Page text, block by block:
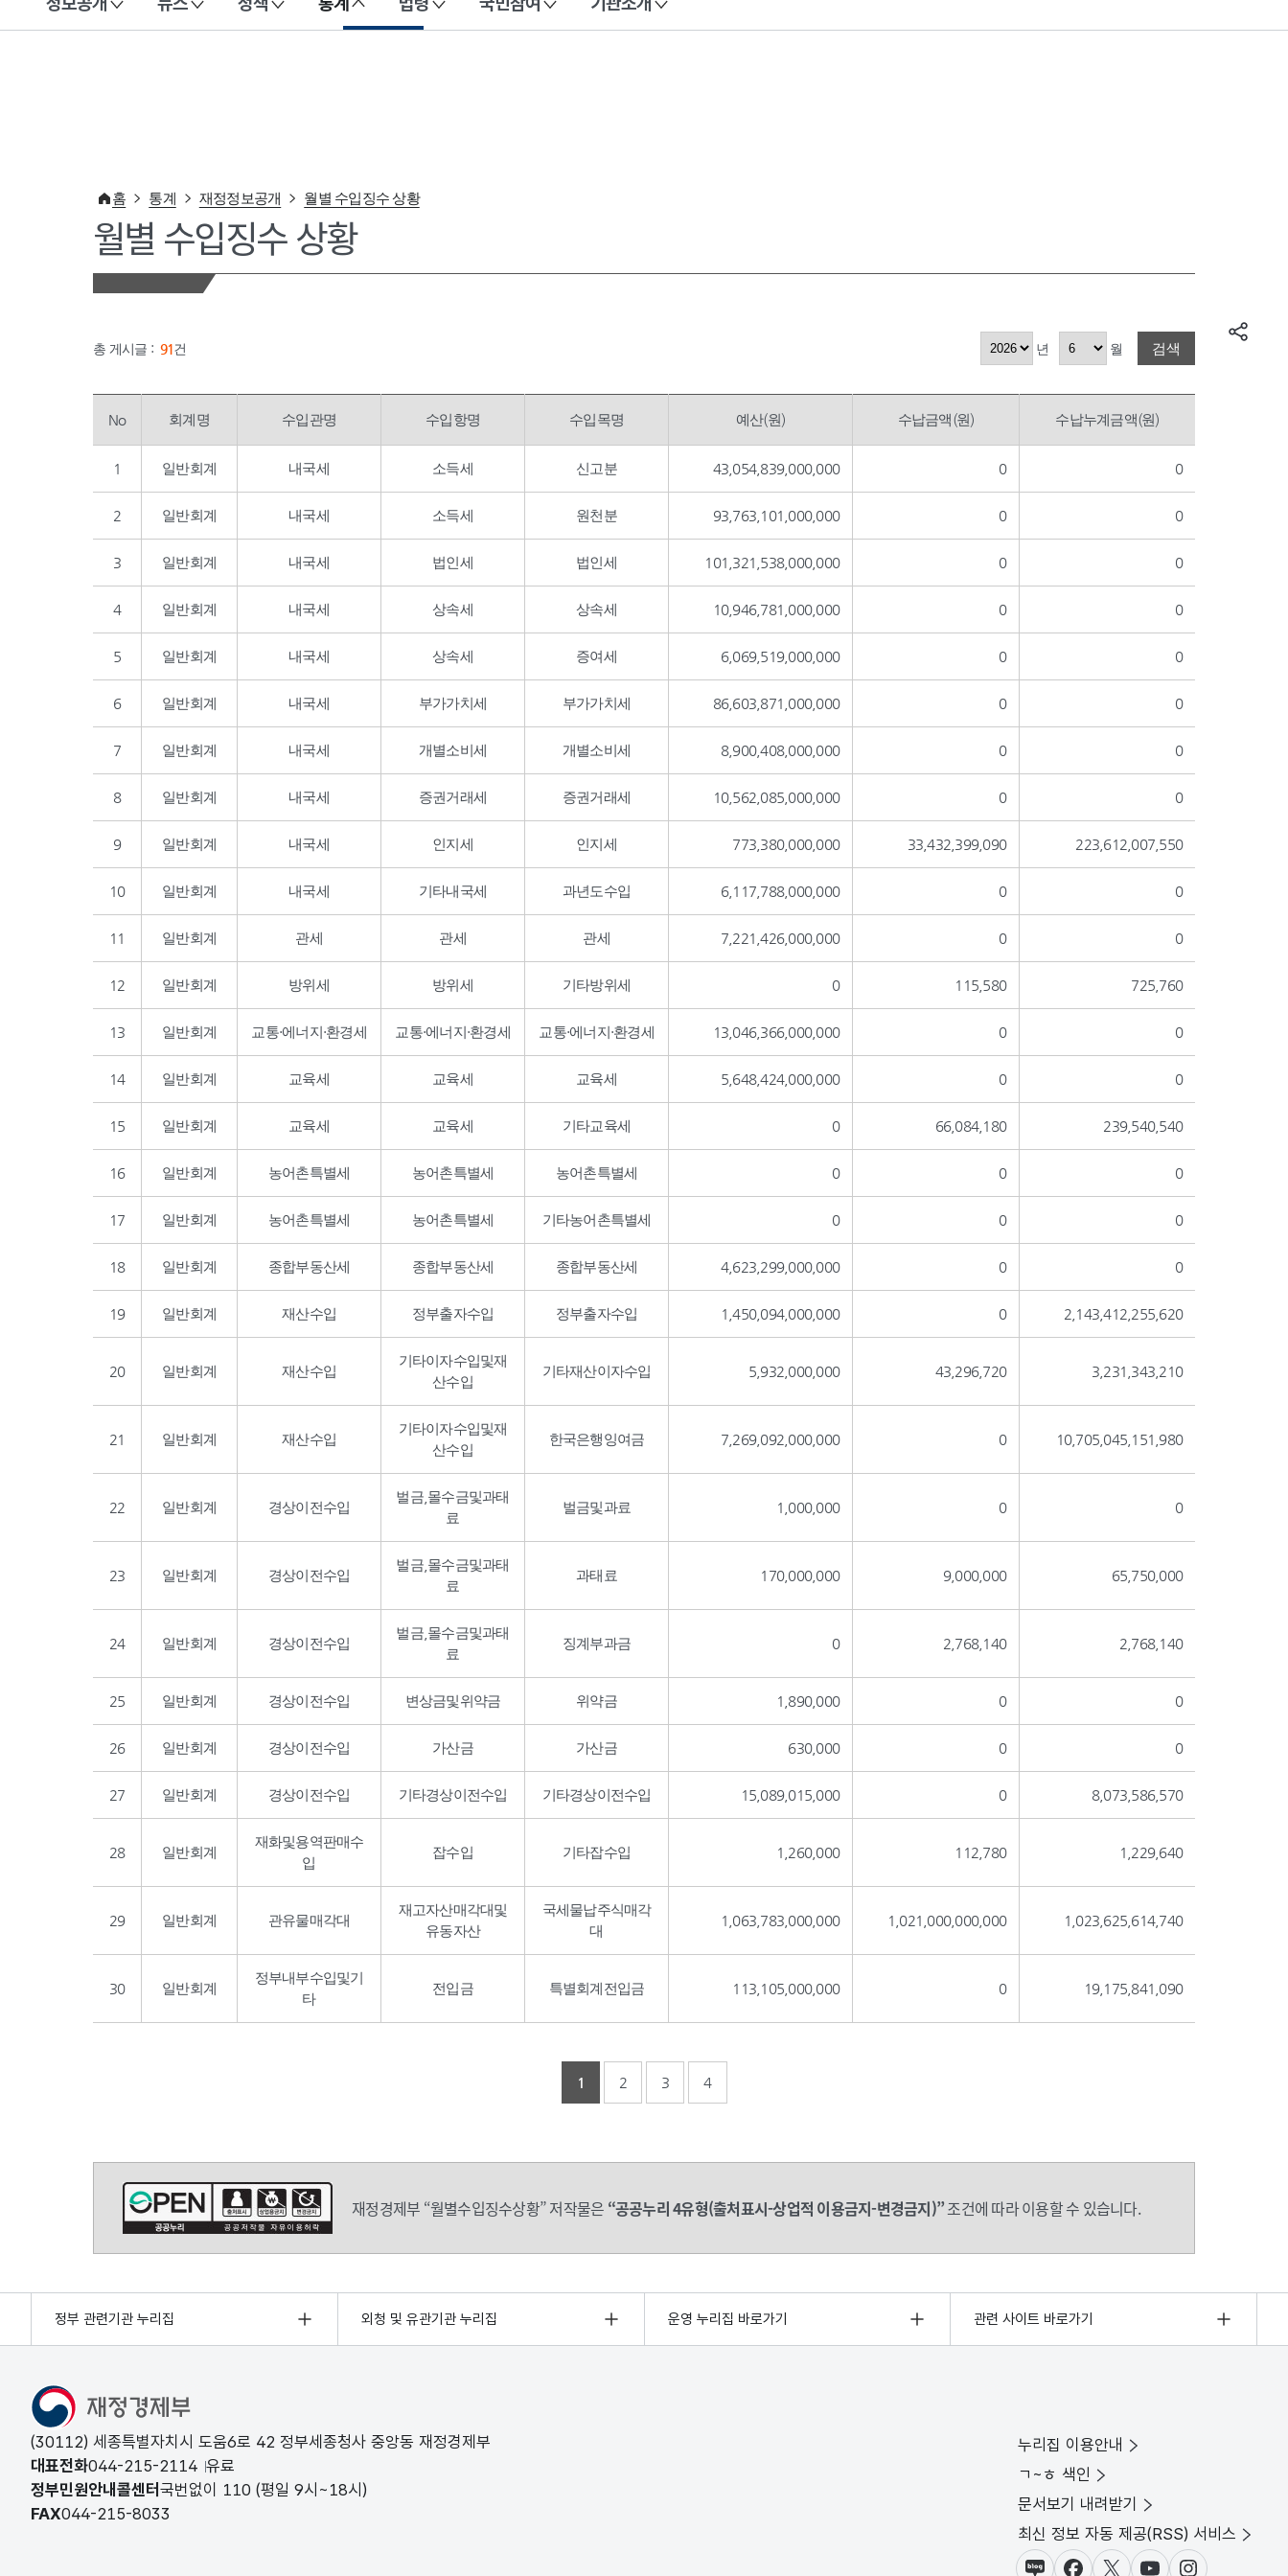
이 누리집은 대한민국 공식 전자정부 누리집입니다.
홈 통계 재정정보공개 월별 수입징수 상황
월별 수입징수 상황
총 게시글 : 91건 년 월 검색
No 회계명 수입관명 수입항명 수입목명 예산(원) 수납금액(원) 수납누계금액(원)
1 일반회계 내국세 소득세 신고분 43,054,839,000,000 0 0
2 일반회계 내국세 소득세 원천분 93,763,101,000,000 0 0
3 일반회계 내국세 법인세 법인세 101,321,538,000,000 0 0
4 일반회계 내국세 상속세 상속세 10,946,781,000,000 0 0
5 일반회계 내국세 상속세 증여세 6,069,519,000,000 0 0
6 일반회계 내국세 부가가치세 부가가치세 86,603,871,000,000 0 0
7 일반회계 내국세 개별소비세 개별소비세 8,900,408,000,000 0 0
8 일반회계 내국세 증권거래세 증권거래세 10,562,085,000,000 0 0
9 일반회계 내국세 인지세 인지세 773,380,000,000 33,432,399,090 223,612,007,550
10 일반회계 내국세 기타내국세 과년도수입 6,117,788,000,000 0 0
11 일반회계 관세 관세 관세 7,221,426,000,000 0 0
12 일반회계 방위세 방위세 기타방위세 0 115,580 725,760
13 일반회계 교통·에너지·환경세 교통·에너지·환경세 교통·에너지·환경세 13,046,366,000,000 0 0
14 일반회계 교육세 교육세 교육세 5,648,424,000,000 0 0
15 일반회계 교육세 교육세 기타교육세 0 66,084,180 239,540,540
16 일반회계 농어촌특별세 농어촌특별세 농어촌특별세 0 0 0
17 일반회계 농어촌특별세 농어촌특별세 기타농어촌특별세 0 0 0
18 일반회계 종합부동산세 종합부동산세 종합부동산세 4,623,299,000,000 0 0
19 일반회계 재산수입 정부출자수입 정부출자수입 1,450,094,000,000 0 2,143,412,255,620
20 일반회계 재산수입
기타이자수입및재
산수입
기타재산이자수입 5,932,000,000 43,296,720 3,231,343,210
21 일반회계 재산수입
기타이자수입및재
산수입
한국은행잉여금 7,269,092,000,000 0 10,705,045,151,980
22 일반회계 경상이전수입
벌금,몰수금및과태
료
벌금및과료 1,000,000 0 0
23 일반회계 경상이전수입
벌금,몰수금및과태
료
과태료 170,000,000 9,000,000 65,750,000
24 일반회계 경상이전수입
벌금,몰수금및과태
료
징계부과금 0 2,768,140 2,768,140
25 일반회계 경상이전수입 변상금및위약금 위약금 1,890,000 0 0
26 일반회계 경상이전수입 가산금 가산금 630,000 0 0
27 일반회계 경상이전수입 기타경상이전수입 기타경상이전수입 15,089,015,000 0 8,073,586,570
28 일반회계
재화및용역판매수
입
잡수입 기타잡수입 1,260,000 112,780 1,229,640
29 일반회계 관유물매각대
재고자산매각대및
유동자산
국세물납주식매각
대
1,063,783,000,000 1,021,000,000,000 1,023,625,614,740
30 일반회계
정부내부수입및기
타
전입금 특별회계전입금 113,105,000,000 0 19,175,841,090
1 2 3 4
재정경제부 “월별수입징수상황” 저작물은 “공공누리 4유형(출처표시-상업적 이용금지-변경금지)”조건에 따라 이용할 수 있습니다.
정부 관련기관 누리집 외청 및 유관기관 누리집 운영 누리집 바로가기 관련 사이트 바로가기
(30112) 세종특별자치시 도움6로 42 정부세종청사 중앙동 재정경제부
대표전화044-215-2114 유료
정부민원안내콜센터 국번없이 110 (평일 9시~18시)
FAX044-215-8033
누리집 이용안내
ㄱ~ㅎ 색인
문서보기 내려받기
최신 정보 자동 제공(RSS) 서비스
블로그페이스북X(트위터)
유튜브인스타그램